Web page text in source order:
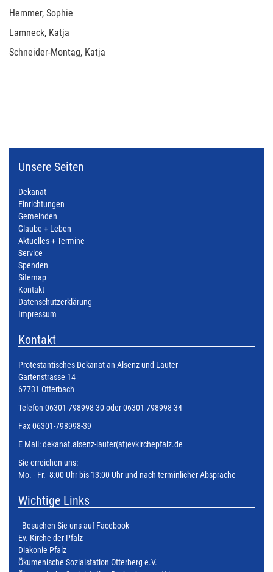
Hemmer, Sophie
Lamneck, Katja
Schneider-Montag, Katja
Unsere Seiten
Dekanat
Einrichtungen
Gemeinden
Glaube + Leben
Aktuelles + Termine
Service
Spenden
Sitemap
Kontakt
Datenschutzerklärung
Impressum
Kontakt
Protestantisches Dekanat an Alsenz und Lauter
Gartenstrasse 14
67731 Otterbach
Telefon 06301-798998-30 oder 06301-798998-34
Fax 06301-798998-39
E Mail:dekanat.alsenz-lauter(at)evkirchepfalz.de
Sie erreichen uns:
Mo. - Fr. 8:00 Uhr bis 13:00 Uhr und nach terminlicher Absprache
Wichtige Links
Besuchen Sie uns auf Facebook
Ev. Kirche der Pfalz
Diakonie Pfalz
Ökumenische Sozialstation Otterberg e.V.